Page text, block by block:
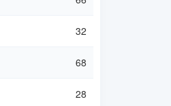
32
68
28